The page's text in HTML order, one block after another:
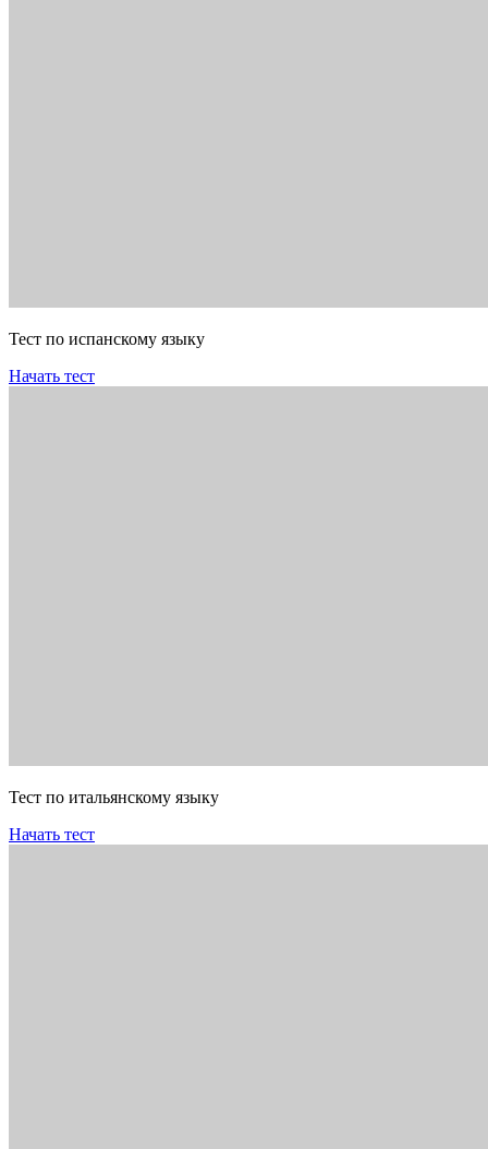
Тест по испанскому языку
Начать тест
Тест по итальянскому языку
Начать тест